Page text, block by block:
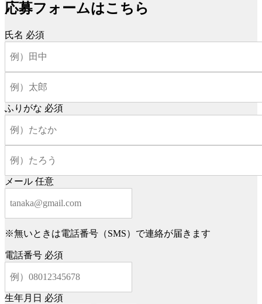
応募フォームはこちら
氏名 必須
ふりがな 必須
メール 任意
※無いときは電話番号（SMS）で連絡が届きます
電話番号 必須
生年月日 必須